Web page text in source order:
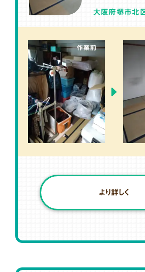
大阪府堺市北
作業前
より詳しく